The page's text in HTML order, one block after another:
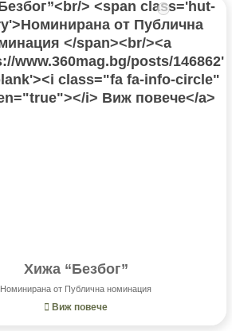
Хижа “Безбог”
Номинирана от Публична номинация
Виж повече